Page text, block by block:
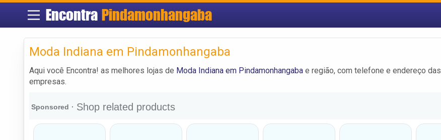
Encontra Pindamonhangaba
Moda Indiana em Pindamonhangaba
Aqui você Encontra! as melhores lojas de Moda Indiana em Pindamonhangaba e região, com telefone e endereço das
empresas.